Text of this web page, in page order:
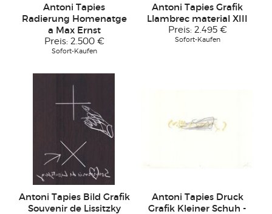
Antoni Tapies
Radierung Homenatge
a Max Ernst
Preis: 2.500 €
Sofort-Kaufen
Antoni Tapies Grafik
Llambrec material XIII
Preis: 2.495 €
Sofort-Kaufen
Antoni Tapies Bild Grafik
Souvenir de Lissitzky
Antoni Tapies Druck
Grafik Kleiner Schuh -